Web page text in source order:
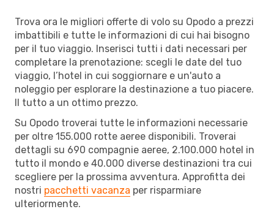
Trova ora le migliori offerte di volo su Opodo a prezzi
imbattibili e tutte le informazioni di cui hai bisogno
per il tuo viaggio. Inserisci tutti i dati necessari per
completare la prenotazione: scegli le date del tuo
viaggio, l’hotel in cui soggiornare e un'auto a
noleggio per esplorare la destinazione a tuo piacere.
Il tutto a un ottimo prezzo.
Su Opodo troverai tutte le informazioni necessarie
per oltre 155.000 rotte aeree disponibili. Troverai
dettagli su 690 compagnie aeree, 2.100.000 hotel in
tutto il mondo e 40.000 diverse destinazioni tra cui
scegliere per la prossima avventura. Approfitta dei
nostri pacchetti vacanza per risparmiare
ulteriormente.